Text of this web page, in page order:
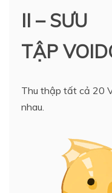
II – SƯU
TẬP
Thu thập tất cả 20
nhau.